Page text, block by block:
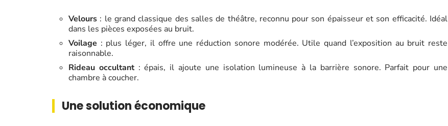
Velours : le grand classique des salles de théâtre, reconnu pour son épaisseur et son efficacité. Idéal
dans les pièces exposées au bruit.
Voilage : plus léger, il offre une réduction sonore modérée. Utile quand l’exposition au bruit reste
raisonnable.
Rideau occultant: épais, il ajoute une isolation lumineuse à la barrière sonore. Parfait pour une
chambre à coucher.
Une solution économique